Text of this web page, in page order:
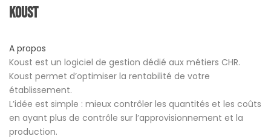
Koust
A propos
Koust est un logiciel de gestion dédié aux métiers CHR.
Koust permet d’optimiser la rentabilité de votre
établissement.
L’idée est simple : mieux contrôler les quantités et les coûts
en ayant plus de contrôle sur l’approvisionnement et la
production.